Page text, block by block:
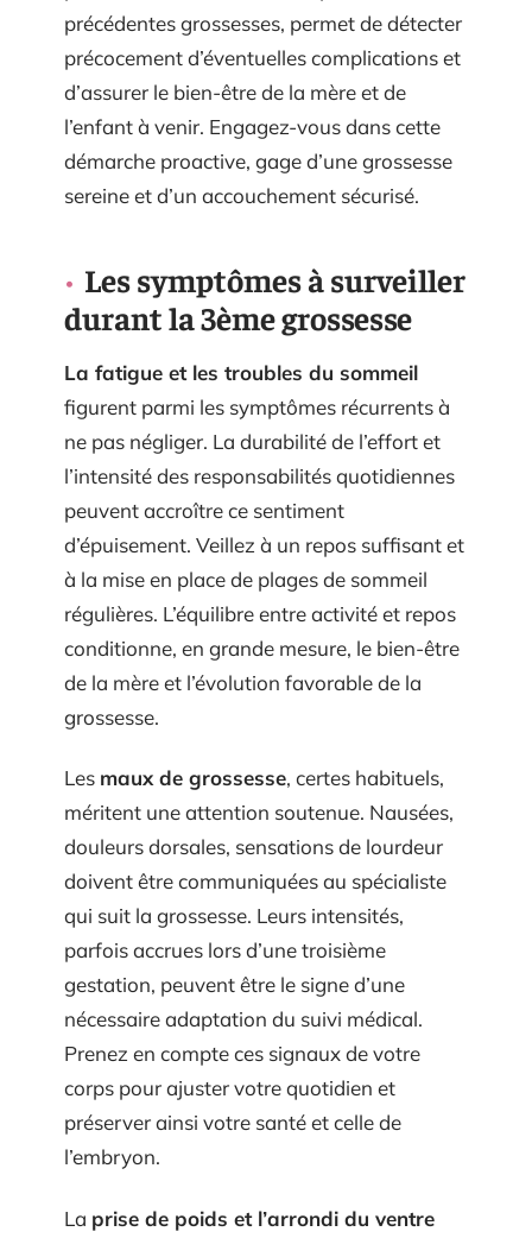
précédentes grossesses, permet de détecter
précocement d’éventuelles complications et
d’assurer le bien-être de la mère et de
l’enfant à venir. Engagez-vous dans cette
démarche proactive, gage d’une grossesse
sereine et d’un accouchement sécurisé.
Les symptômes à surveiller
durant la 3ème grossesse
La fatigue et les troubles du sommeil
figurent parmi les symptômes récurrents à
ne pas négliger. La durabilité de l’effort et
l’intensité des responsabilités quotidiennes
peuvent accroître ce sentiment
d’épuisement. Veillez à un repos suffisant et
à la mise en place de plages de sommeil
régulières. L’équilibre entre activité et repos
conditionne, en grande mesure, le bien-être
de la mère et l’évolution favorable de la
grossesse.
Les maux de grossesse, certes habituels,
méritent une attention soutenue. Nausées,
douleurs dorsales, sensations de lourdeur
doivent être communiquées au spécialiste
qui suit la grossesse. Leurs intensités,
parfois accrues lors d’une troisième
gestation, peuvent être le signe d’une
nécessaire adaptation du suivi médical.
Prenez en compte ces signaux de votre
corps pour ajuster votre quotidien et
préserver ainsi votre santé et celle de
l’embryon.
La prise de poids et l’arrondi du ventre